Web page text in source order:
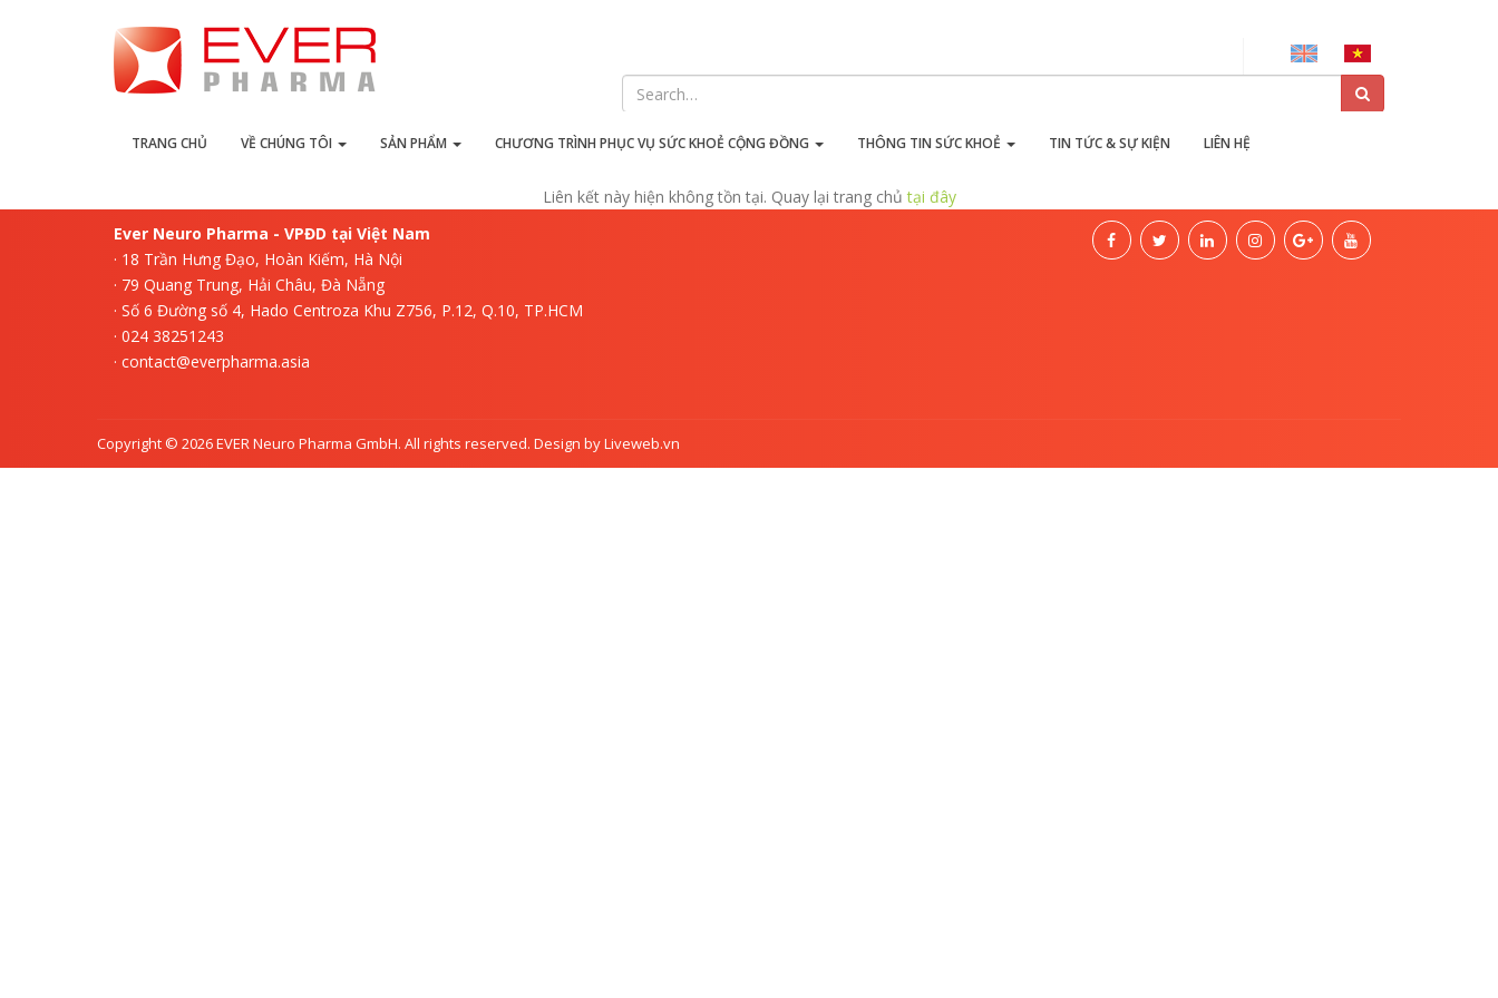
TRANG CHỦ VỀ CHÚNG TÔI SẢN PHẨM CHƯƠNG TRÌNH PHỤC VỤ SỨC KHOẺ CỘNG ĐỒNG THÔNG TIN SỨC KHOẺ TIN TỨC & SỰ KIỆN LIÊN HỆ
Liên kết này hiện không tồn tại
Liên kết này hiện không tồn tại. Quay lại trang chủtại đây
Ever Neuro Pharma - VPĐD tại Việt Nam
· 18 Trần Hưng Đạo, Hoàn Kiếm, Hà Nội
· 79 Quang Trung, Hải Châu, Đà Nẵng
· Số 6 Đường số 4, Hado Centroza Khu Z756, P.12, Q.10, TP.HCM
· 024 38251243
· contact@everpharma.asia
Copyright © 2026 EVER Neuro Pharma GmbH. All rights reserved. Design by Liveweb.vn